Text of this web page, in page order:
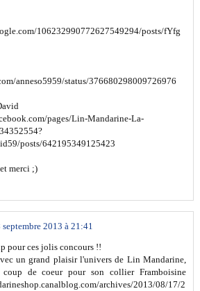
106232990772627549294/posts/fYfg
anneso5959/status/376680298009726976
pages/Lin-Mandarine-La-
posts/642195349125423
merci ;)
septembre 2013 à 21:41
pour ces jolis concours !!
un grand plaisir l'univers de Lin Mandarine,
de coeur pour son collier Framboisine
archives/2013/08/17/2